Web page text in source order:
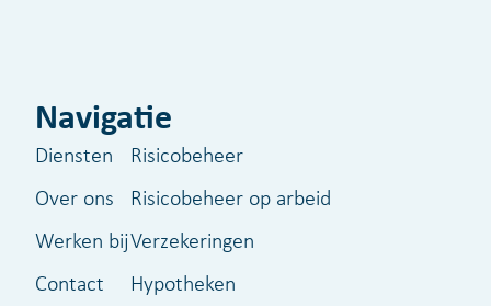
Navigatie
Diensten
Over ons
Werken bij
Contact
Risicobeheer
Risicobeheer op arbeid
Verzekeringen
Hypotheken